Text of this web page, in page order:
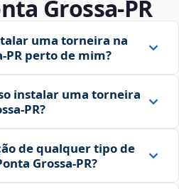
Grossa‑PR
uma torneira na
perto de mim?
instalar uma torneira
de qualquer tipo de
Grossa‑PR?